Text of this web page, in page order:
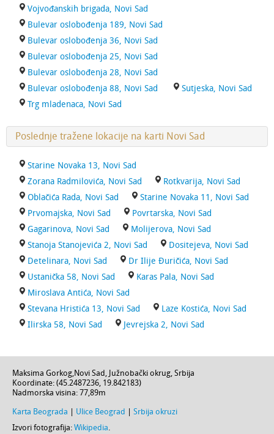
Vojvođanskih brigada, Novi Sad
Bulevar oslobođenja 189, Novi Sad
Bulevar oslobođenja 36, Novi Sad
Bulevar oslobođenja 25, Novi Sad
Bulevar oslobođenja 28, Novi Sad
Bulevar oslobođenja 88, Novi Sad
Sutjeska, Novi Sad
Trg mladenaca, Novi Sad
Poslednje tražene lokacije na karti Novi Sad
Starine Novaka 13, Novi Sad
Zorana Radmilovića, Novi Sad
Rotkvarija, Novi Sad
Oblačića Rada, Novi Sad
Starine Novaka 11, Novi Sad
Prvomajska, Novi Sad
Povrtarska, Novi Sad
Gagarinova, Novi Sad
Molijerova, Novi Sad
Stanoja Stanojevića 2, Novi Sad
Dositejeva, Novi Sad
Detelinara, Novi Sad
Dr Ilije Đuričića, Novi Sad
Ustanička 58, Novi Sad
Karas Pala, Novi Sad
Miroslava Antića, Novi Sad
Stevana Hristića 13, Novi Sad
Laze Kostića, Novi Sad
Ilirska 58, Novi Sad
Jevrejska 2, Novi Sad
Maksima Gorkog,Novi Sad, Južnobački okrug, Srbija
Koordinate: (45.2487236, 19.842183)
Nadmorska visina: 77,89m
Karta Beograda Ulice Beograd
Srbija okruzi
Izvori fotografija: Wikipedia.